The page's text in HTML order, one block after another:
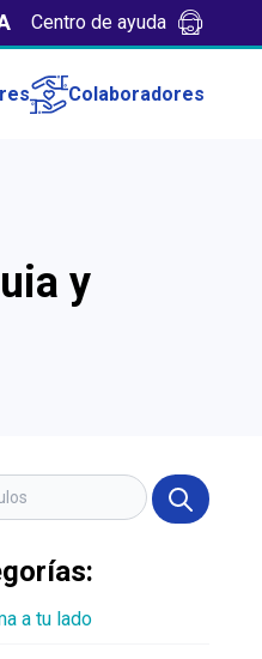
Centro de ayuda
Colaboradores
y
a tu lado